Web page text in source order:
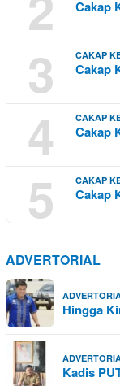
Cakap
3 CAKAP
Cakap
4 CAKAP
Cakap
5 CAKAP
Cakap
ADVERTORIAL
Hingga
Kadis